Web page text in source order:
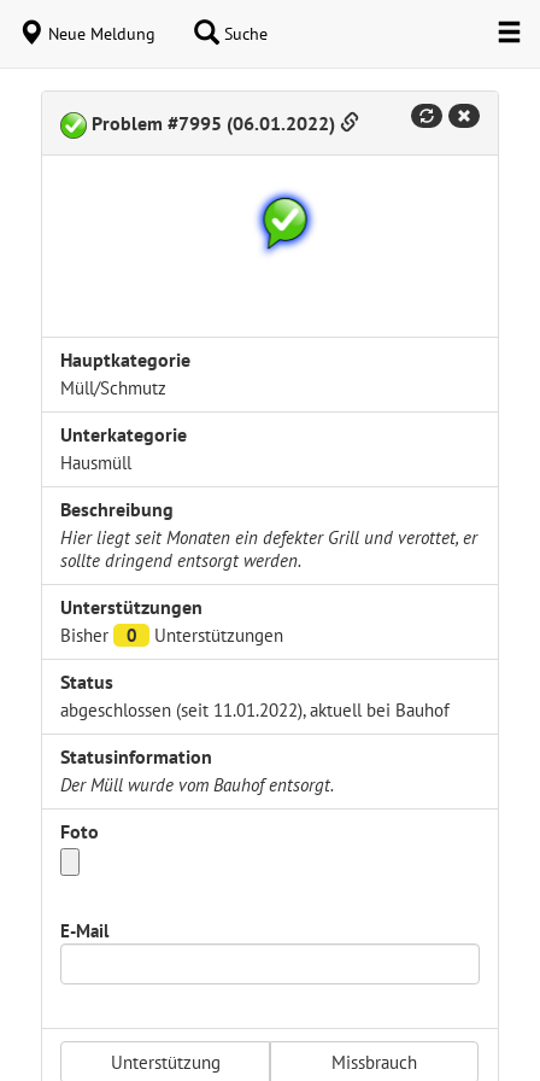
Neue Meldung Suche
Problem #7995 (06.01.2022)
Hauptkategorie
Müll/Schmutz
Unterkategorie
Hausmüll
Beschreibung
Hier liegt seit Monaten ein defekter Grill und verottet, er
sollte dringend entsorgt werden.
Unterstützungen
Bisher 0 Unterstützungen
Status
abgeschlossen (seit 11.01.2022), aktuell bei Bauhof
Statusinformation
Der Müll wurde vom Bauhof entsorgt.
Foto
E-Mail
Unterstützung Missbrauch